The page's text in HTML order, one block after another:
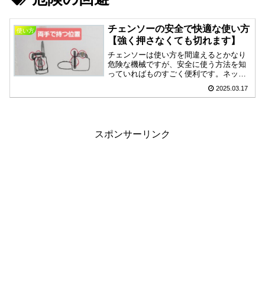
使い方
チェンソーの安全で快適な使い方
【強く押さなくても切れます】
チェンソーは使い方を間違えるとかなり
危険な機械ですが、安全に使う方法を知
っていればものすごく便利です。ネット
ショップやホームセンターで簡単に手に
入るものだからこそ危険を減らす知識は
てしまいますがそれが危険になります。
安全に使う方法をまとめましたので、見
2025.03.17
スポンサーリンク